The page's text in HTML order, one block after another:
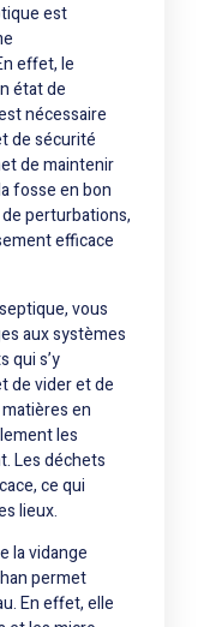
est
effet, le
état de
nécessaire
de sécurité
de maintenir
fosse en bon
perturbations,
efficace
vous
aux systèmes
qui s’y
de vider et de
en
les
Les déchets
ce qui
lieux.
la vidange
permet
En effet, elle